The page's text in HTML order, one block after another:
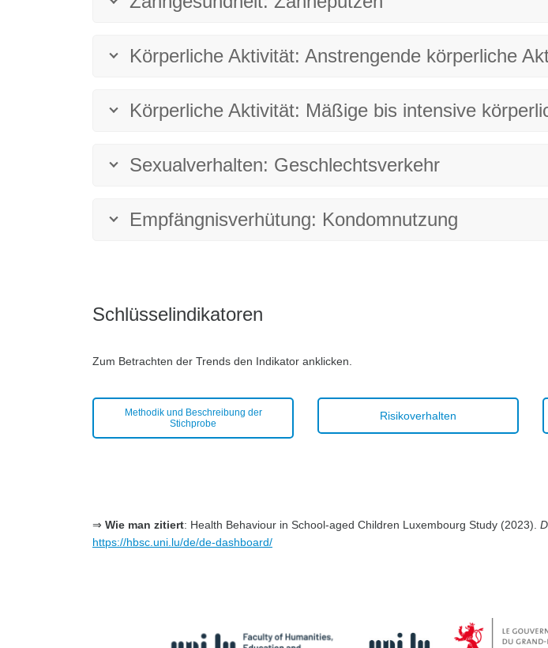
Körperliche Aktivität: Anstrengende körperliche
Körperliche Aktivität: Mäßige bis intensive
Sexualverhalten: Geschlechtsverkehr
Empfängnisverhütung: Kondomnutzung
Schlüsselindikatoren
Zum Betrachten der Trends den Indikator anklicken.
Methodik und Beschreibung der
Stichprobe
Risikoverhalten
⇒ Wie man zitiert: Health Behaviour in School-aged Children Luxembourg Study (2023).
https://hbsc.uni.lu/de/de-dashboard/